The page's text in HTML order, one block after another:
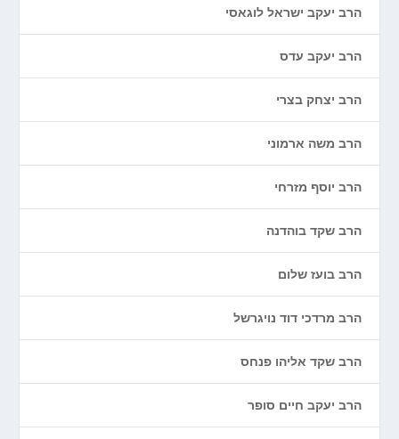
הרב יעקב ישראל לוגאסי
הרב יעקב עדס
הרב יצחק בצרי
הרב משה ארמוני
הרב יוסף מזרחי
הרב שקד בוהדנה
הרב בועז שלום
הרב מרדכי דוד נויגרשל
הרב שקד אליהו פנחס
הרב יעקב חיים סופר